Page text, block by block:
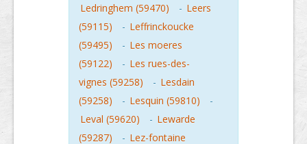
Ledringhem (59470)
- Leers
(59115)
- Leffrinckoucke
(59495)
- Les moeres
(59122)
- Les rues-des-
vignes (59258)
- Lesdain
(59258)
- Lesquin (59810)
-
Leval (59620)
- Lewarde
(59287)
- Lez-fontaine